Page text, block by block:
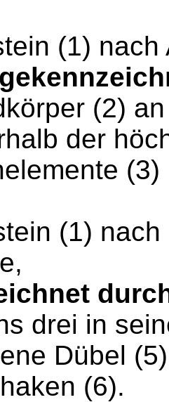
(1)
(2)
der
(1)
drei in
Dübel
(6).